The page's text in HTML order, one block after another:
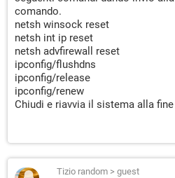
comando.
netsh winsock reset
netsh int ip reset
netsh advfirewall reset
ipconfig/flushdns
ipconfig/release
ipconfig/renew
Chiudi e riavvia il sistema alla
Tizio random > guest